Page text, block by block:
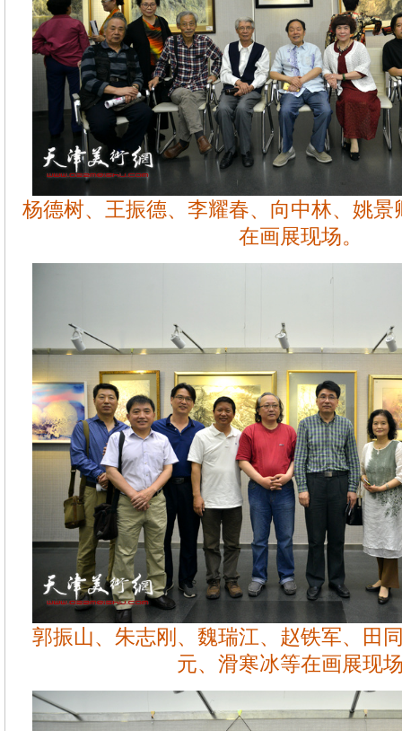
杨德树、王振德、李耀春、向中林、姚
在画展现场。
郭振山、朱志刚、魏瑞江、赵铁军、田
元、滑寒冰等在画展现